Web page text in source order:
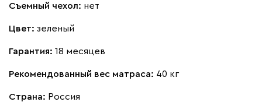
Виридис Клэй
Съемный чехол: нет
Цвет: зеленый
Гарантия: 18 месяцев
Рекомендованный вес матраса: 40 кг
Страна: Россия